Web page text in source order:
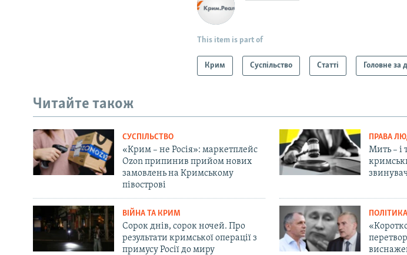
This item is part of
Крим Суспільство Статті Головне за
Читайте також
СУСПІЛЬСТВО
«Крим – не Росія»: маркетплейс
Ozon припинив прийом нових
замовлень на Кримському
півострові
ПРАВА
Мить – і
ВІЙНА ТА КРИМ
Сорок днів, сорок ночей. Про
результати кримської операції з
примусу Росії до миру
ПОЛІТИКА